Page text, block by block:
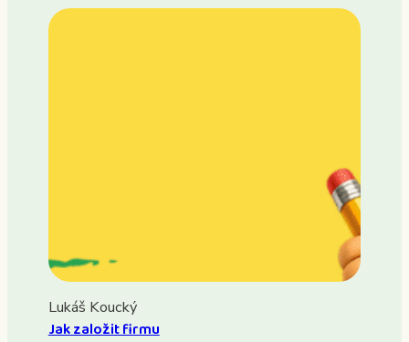
Lukáš Koucký
Jak založit firmu